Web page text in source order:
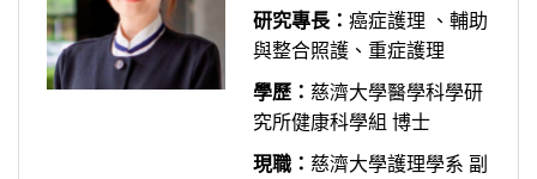
研究專長： 癌症護理 、輔助
與整合照護、重症護理
學歷： 慈濟大學醫學科學研
究所健康科學組 博士
現職： 慈濟大學護理學系 副